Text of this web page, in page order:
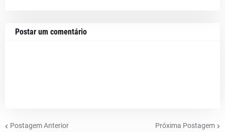
Postar um comentário
Postagem Anterior Próxima Postagem